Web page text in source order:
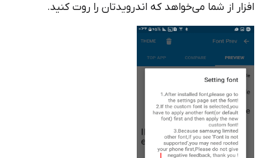
افزار از شما می‌خواهد که اندرویدتان را روت کنید.